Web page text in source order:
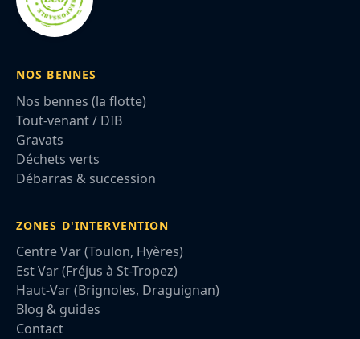
NOS BENNES
Nos bennes (la flotte)
Tout-venant / DIB
Gravats
Déchets verts
Débarras & succession
ZONES D'INTERVENTION
Centre Var (Toulon, Hyères)
Est Var (Fréjus à St-Tropez)
Haut-Var (Brignoles, Draguignan)
Blog & guides
Contact